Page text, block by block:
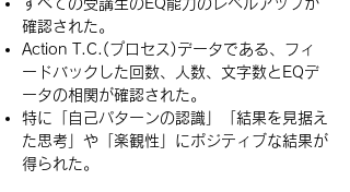
すべての受講生のEQ能力のレベルアップが
確認された。
Action T.C.(プロセス)データである、フィ
ードバックした回数、人数、文字数とEQデ
ータの相関が確認された。
特に「自己パターンの認識」「結果を見据え
た思考」や「楽観性」にポジティブな結果が
得られた。